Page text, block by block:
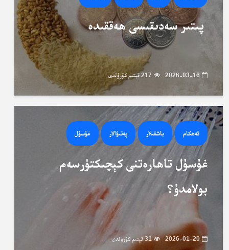
پىتىر سەدىقىسى ھەققىدە
2026-03-16 217 قېتىم كۆرۈلدى
ئەھكام باشقىلار پەتىۋالار غۇسۇل
غۇسۇل تاھارەتنى كېچىكتۈرسەم
بولامدۇ؟
2026-01-20 31 قېتىم كۆرۈلدى